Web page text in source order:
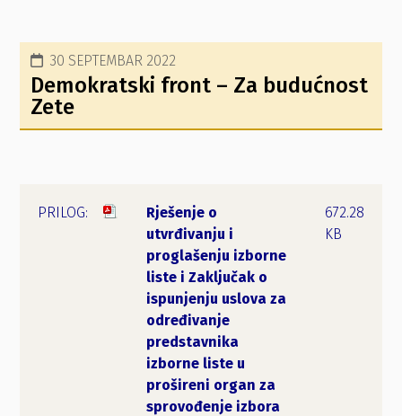
30 SEPTEMBAR 2022
Demokratski front – Za budućnost
Zete
Rješenje o
utvrđivanju i
proglašenju izborne
liste i Zaključak o
ispunjenju uslova za
određivanje
predstavnika
izborne liste u
prošireni organ za
sprovođenje izbora
672.28
KB